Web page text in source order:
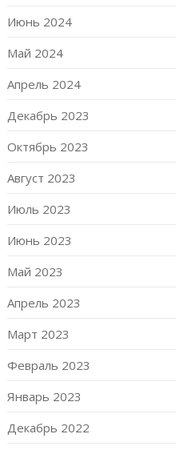
Июнь 2024
Май 2024
Апрель 2024
Декабрь 2023
Октябрь 2023
Август 2023
Июль 2023
Июнь 2023
Май 2023
Апрель 2023
Март 2023
Февраль 2023
Январь 2023
Декабрь 2022